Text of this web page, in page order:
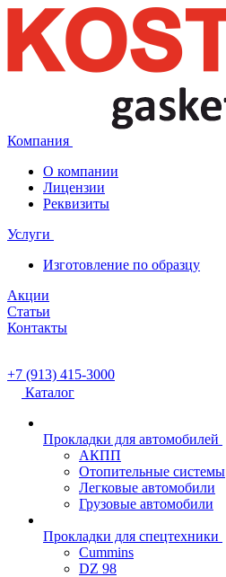
Компания
О компании
Лицензии
Реквизиты
Услуги
Изготовление по образцу
Акции
Статьи
Контакты
+7 (913) 415-3000
Каталог
Прокладки для автомобилей
АКПП
Отопительные системы
Легковые автомобили
Грузовые автомобили
Прокладки для спецтехники
Cummins
DZ 98